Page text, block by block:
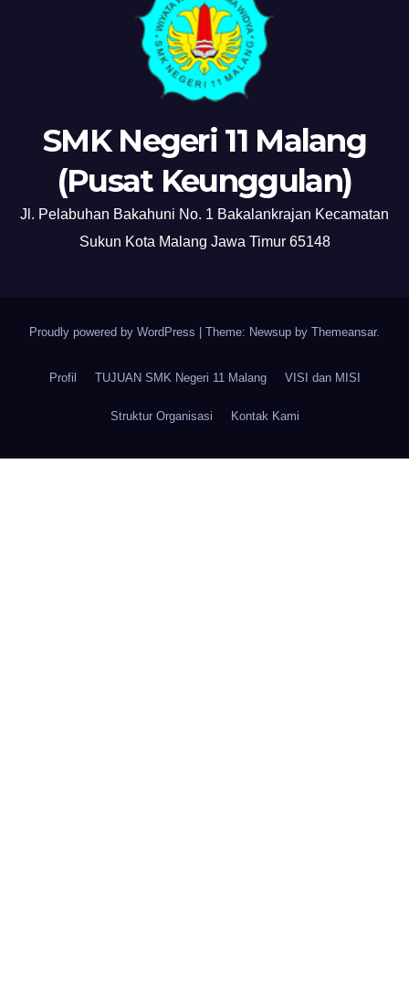
SMK Negeri 11 Malang
(Pusat Keunggulan)
Jl. Pelabuhan Bakahuni No. 1 Bakalankrajan Kecamatan
Sukun Kota Malang Jawa Timur 65148
Proudly powered by WordPress Theme: Newsup by Themeansar.
Profil TUJUAN SMK Negeri 11 Malang VISI dan MISI
Struktur Organisasi Kontak Kami